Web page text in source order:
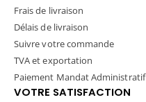
Frais de livraison
Délais de livraison
Suivre votre commande
TVA et exportation
Paiement Mandat Administratif
VOTRE SATISFACTION